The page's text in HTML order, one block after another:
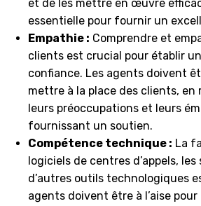
et de les mettre en œuvre
essentielle pour fournir un
Empathie : Comprendre et
clients est crucial pour établir
confiance. Les agents doivent
mettre à la place des clients, en
leurs préoccupations et leurs
fournissant un soutien.
Compétence technique : La
logiciels de centres d’appels, les
d’autres outils technologiques
agents doivent être à l’aise